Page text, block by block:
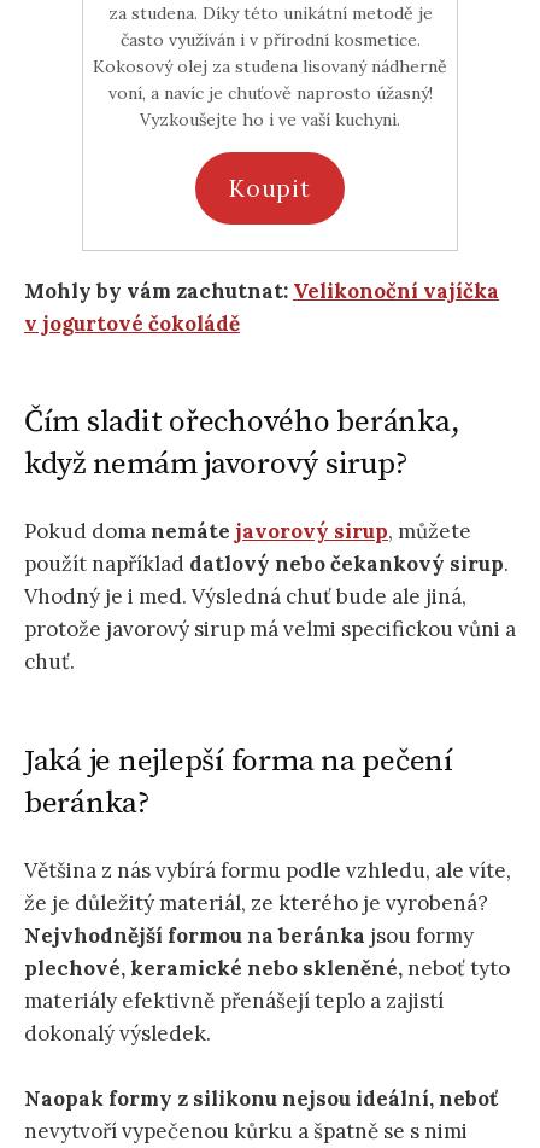
za studena. Díky této unikátní metodě je
často využíván i v přírodní kosmetice.
Kokosový olej za studena lisovaný nádherně
voní, a navíc je chuťově naprosto úžasný!
Vyzkoušejte ho i ve vaší kuchyni.
Koupit
Mohly by vám zachutnat: Velikonoční vajíčka
v jogurtové čokoládě
Čím sladit ořechového beránka,
když nemám javorový sirup?
Pokud domanemáte javorový sirup, můžete
použít například datlový nebo čekankový sirup.
Vhodný je i med. Výsledná chuť bude ale jiná,
protože javorový sirup má velmi specifickou vůni a
chuť.
Jaká je nejlepší forma na pečení
beránka?
Většina z nás vybírá formu podle vzhledu, ale víte,
že je důležitý materiál, ze kterého je vyrobená?
Nejvhodnější formou na beránka jsou formy
plechové, keramické nebo skleněné, neboť tyto
materiály efektivně přenášejí teplo a zajistí
dokonalý výsledek.
Naopak formy z silikonu nejsou ideální, neboť
nevytvoří vypečenou kůrku a špatně se s nimi